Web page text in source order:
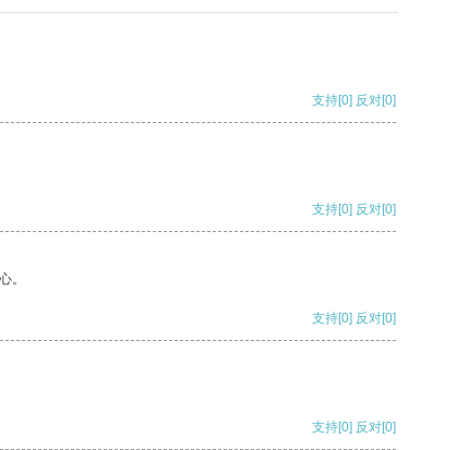
支持[0] 反对[0]
支持[0] 反对[0]
。
支持[0] 反对[0]
支持[0] 反对[0]